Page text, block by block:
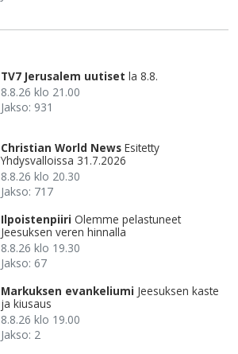
TV7 Jerusalem uutiset la 8.8.
8.8.26 klo 21.00
Jakso: 931
Christian World News Esitetty
Yhdysvalloissa 31.7.2026
8.8.26 klo 20.30
Jakso: 717
Ilpoistenpiiri Olemme pelastuneet
Jeesuksen veren hinnalla
8.8.26 klo 19.30
Jakso: 67
Markuksen evankeliumi Jeesuksen kaste
ja kiusaus
8.8.26 klo 19.00
Jakso: 2